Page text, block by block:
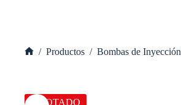
/ Productos / Bombas de Inyección
AGOTADO